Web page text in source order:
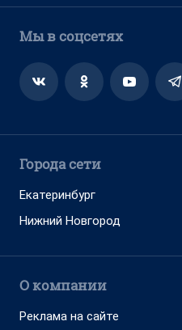
Мы в соцсетях
Города сети
Екатеринбург
Нижний Новгород
О компании
Реклама на сайте